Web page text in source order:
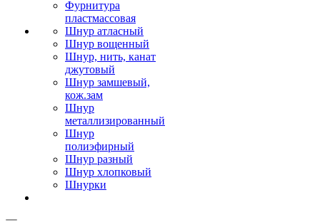
Фурнитура
пластмассовая
Шнур атласный
Шнур вощенный
Шнур, нить, канат
джутовый
Шнур замшевый,
кож.зам
Шнур
металлизированный
Шнур
полиэфирный
Шнур разный
Шнур хлопковый
Шнурки